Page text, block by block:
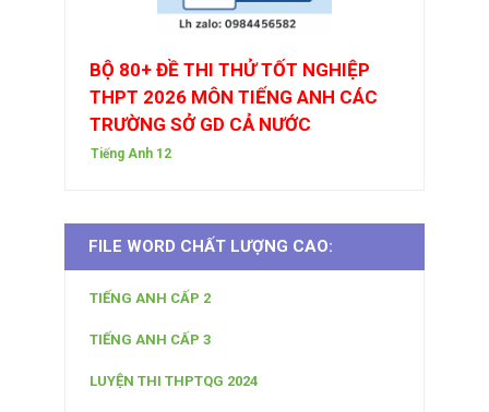
BỘ 80+ ĐỀ THI THỬ TỐT NGHIỆP
THPT 2026 MÔN TIẾNG ANH CÁC
TRƯỜNG SỞ GD CẢ NƯỚC
Tiếng Anh 12
FILE WORD CHẤT LƯỢNG CAO:
TIẾNG ANH CẤP 2
TIẾNG ANH CẤP 3
LUYỆN THI THPTQG 2024